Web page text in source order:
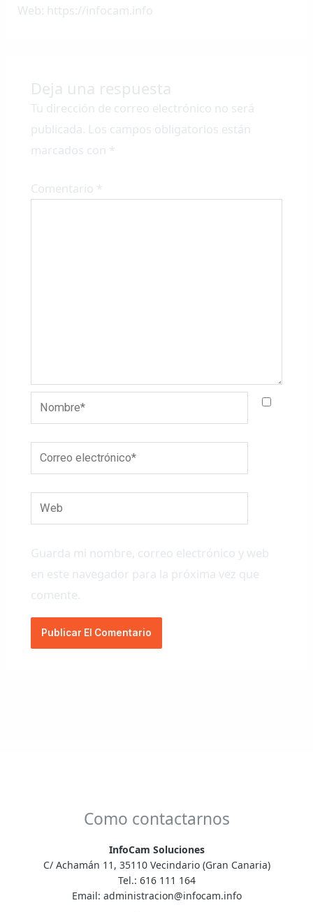
Web: https://infocam.info
Deja una respuesta
Tu dirección de correo electrónico no será
publicada. Los campos obligatorios están
marcados con *
Comentario *
Nombre*
Correo
electrónico*
Web
Guarda mi nombre, correo electrónico y web
en este navegador para la próxima vez que
comente.
Como contactarnos
InfoCam Soluciones
C/ Achamán 11, 35110 Vecindario (Gran Canaria)
Tel.: 616 111 164
Email: administracion@infocam.info